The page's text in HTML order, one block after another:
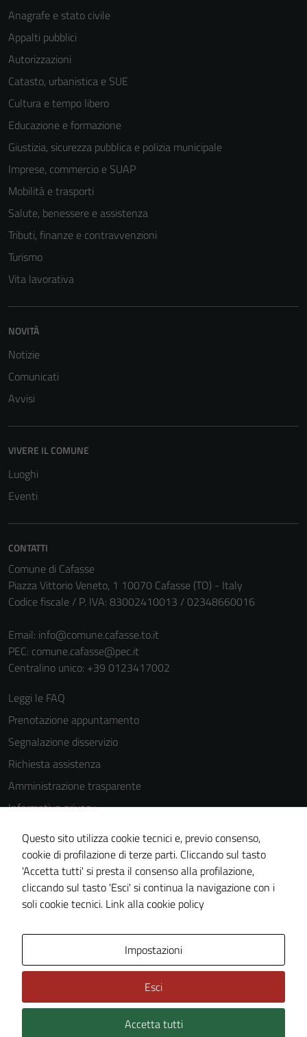
Anagrafe e stato civile
Appalti pubblici
Autorizzazioni
Catasto, urbanistica e SUE
Cultura e tempo libero
Educazione e formazione
Giustizia, sicurezza pubblica e polizia municipale
Imprese, commercio e SUAP
Mobilità e trasporti
Salute, benessere e assistenza
Tributi, finanze e contravvenzioni
Turismo
Vita lavorativa
NOVITÀ
Notizie
Comunicati
Avvisi
VIVERE IL COMUNE
Luoghi
Eventi
CONTATTI
Comune di Cafasse
Piazza Vittorio Veneto, 1 10070 Cafasse (TO) - Italy
Codice fiscale / P. IVA: 83002410013 / 02348660016
Email: info@comune.cafasse.to.it
PEC: comune.cafasse@pec.it
Centralino unico: +39 0123417002
Leggi le FAQ
Prenotazione appuntamento
Segnalazione disservizio
Richiesta assistenza
Amministrazione trasparente
Informativa privacy
Cookie Policy
Note legali
Dichiarazione di accessibilità
Piano di miglioramento del sito
Technical Design s.r.l.
Questo sito utilizza cookie tecnici e, previo consenso,
cookie di profilazione di terze parti. Cliccando sul tasto
'Accetta tutti' si presta il consenso alla profilazione,
cliccando sul tasto 'Esci' si continua la navigazione con i
soli cookie tecnici. Link alla cookie policy
Impostazioni
Esci
Accetta tutti
Tecnici